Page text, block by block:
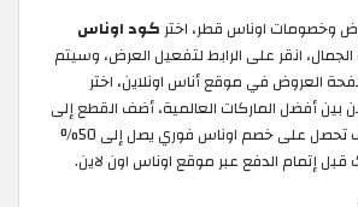
وخصومات اوناس قطر، اختر كود اوناس
انقر على الرابط لتفعيل العرض، وسيتم
العروض في موقع أناس اونلاين، اختر
بين أفضل الماركات العالمية، أضف القطع إلى
سلة التسوق، وسوف تحصل على خصم اوناس فوري يصل إلى 50%
قبل إتمام الدفع عبر موقع اوناس اون لاين.